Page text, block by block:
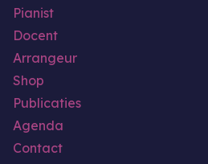
Pianist
Docent
Arrangeur
Shop
Publicaties
Agenda
Contact